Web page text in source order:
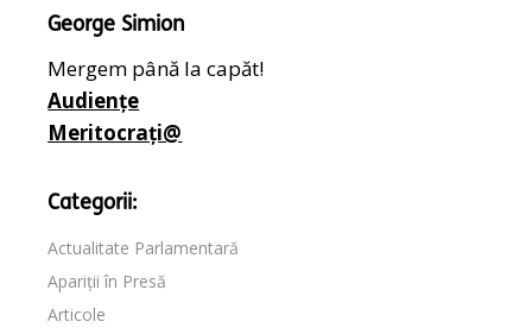
George Simion
Mergem până la capăt!
Audiențe
Meritocrați@
Categorii:
Actualitate Parlamentară
Apariții în Presă
Articole